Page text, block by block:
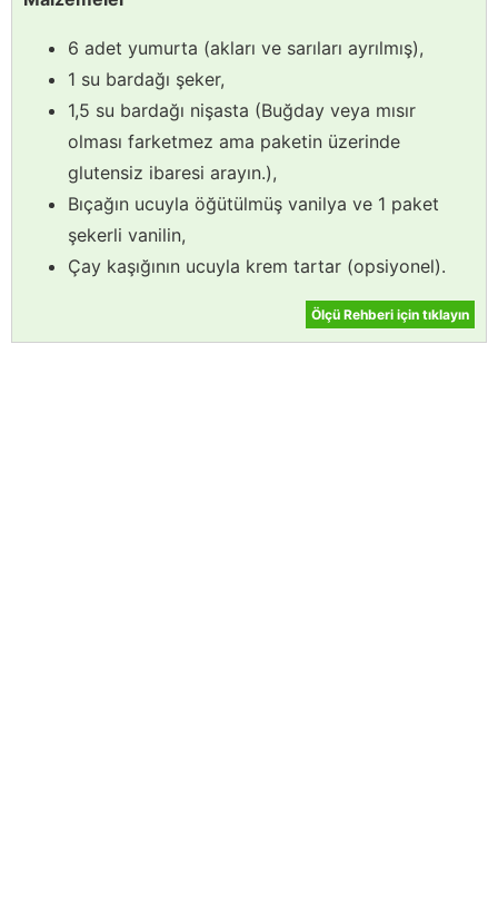
6 adet yumurta (akları ve sarıları ayrılmış),
1 su bardağı şeker,
1,5 su bardağı nişasta (Buğday veya mısır
olması farketmez ama paketin üzerinde
glutensiz ibaresi arayın.),
Bıçağın ucuyla öğütülmüş vanilya ve 1 paket
şekerli vanilin,
Çay kaşığının ucuyla krem tartar (opsiyonel).
Ölçü Rehberi için tıklayın